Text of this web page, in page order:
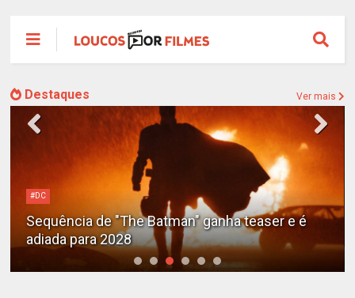
Destaques Ver mais
#DC
Sequência de "The Batman" ganha teaser e é
adiada para 2028